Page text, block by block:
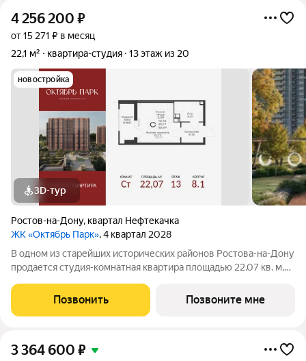
4 256 200 ₽
от 15 271 ₽ в месяц
22,1 м²
квартира-студия 13 этаж из 20
новостройка
3D-тур
Ростов-на-Дону, квартал Нефтекачка
ЖК «Октябрь Парк», 4 квартал 2028
В одном из старейших исторических районов Ростова-на-Дону
продается студия-комнатная квартира площадью 22.07 кв. м,
новом жилом комплексе комфорт-класса «Октябрь Парк» от
девелопера «ССК». О
Позвонить Позвоните мне
3 364 600 ₽